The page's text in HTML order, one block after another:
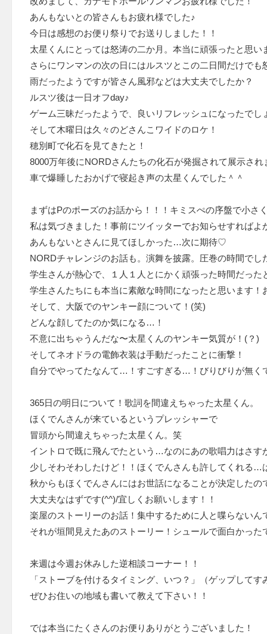
あんもないとの皆さんもお疲れ様でした♪
今日は感想のお便り祭りでお送りしました！！
太星くんにとっては怒涛の二か月。本当に頑張ったと思い
さらにワンマンの次の日にはルスツとこの二日間だけで
雨だったようですが皆さん風邪などは大丈夫でしたか？
ルスツ後は一日オフday♪
ゲーム三昧だったようで、良いリフレッシュになったでし
そして木曜日は久々のどさんこワイドのロケ！
穂別町で化石を見てきたと！
8000万年後にNORDさんたちの化石が発掘されて展示され
車で爆睡したおかげで寝起き声の太星くんでした＾＾
まずはPのポーズのお話から！！！キミスぺの序盤で小さ
私は気づきました！事前にツイッターでお知らせすれば
あんもないとさんに見てほしかった…次に期待♡
NORDチャレンジのお話も。演舞を披露。圧巻の時間でし
学生さんが熱心で、１人１人とにかく頑張った時間だった
学生さんたちにも本当に素敵な時間になったと思います！
そして、大阪でのヤンキー顔について！(笑)
どんな顔してたのか気になる…！
不意に出ちゃうんだな〜太星くんのヤンキー気質が！(？)
そしてネオドラの電飾衣装は手動だったことに衝撃！
自分でやってたなんて…！すごすぎる…！びりびりが無く
365日の明日について！歌詞を間違えちゃった太星くん。
ほくでんさんが来ているというプレッシャーで
冒頭から間違えちゃった太星くん。笑
イントロで既に飛んでたという…なのにあの歌唱力はさす
少しそわそわしたけど！！ほくでんさんも許してくれる
秋からもほくでんさんにはお世話になることが決定したの
大丈夫なはずです(^^)/宜しくお願いします！！
楽屋のストーリーのお話！集中するために人と喋らないん
それが垣間見えたあのストーリー！シュールで面白かった
来週は今週お休みした逆相談コーナー！！
「ストーブを付けるタイミング、いつ？」（ゲップしてす
ぜひお住いの地域も書いて教えて下さい！！
では本当にたくさんのお便りありがとうございました！